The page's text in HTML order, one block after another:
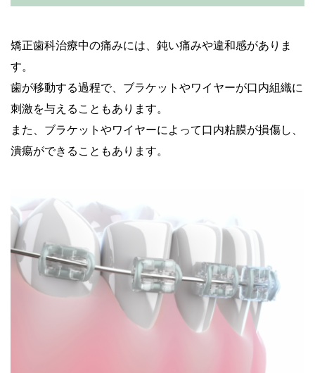
矯正歯科治療中の痛みには、鈍い痛みや違和感がありま
す。
歯が移動する過程で、ブラケットやワイヤーが口内組織に
刺激を与えることもあります。
また、ブラケットやワイヤーによって口内粘膜が損傷し、
潰瘍ができることもあります。